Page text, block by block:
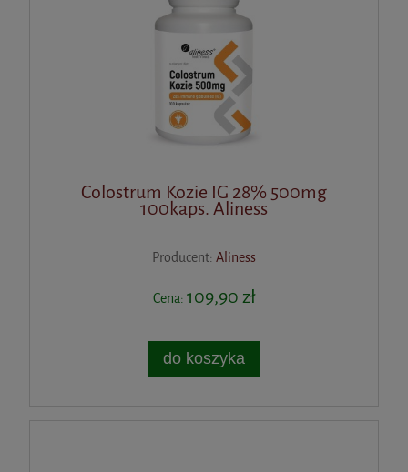
Colostrum Kozie IG 28% 500mg
100kaps. Aliness
Producent: Aliness
Cena: 109,90 zł
do koszyka